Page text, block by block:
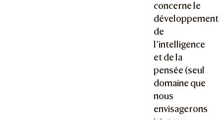
concerne le
développement
de
l’intelligence
et de la
pensée (seul
domaine que
nous
envisagerons